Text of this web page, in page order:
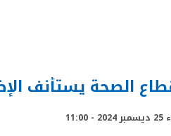
الصحة يستأنف
11:00